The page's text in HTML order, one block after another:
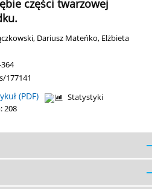
części twarzowej
, Dariusz Mateńko, Elżbieta
177141
(PDF)
Statystyki
208